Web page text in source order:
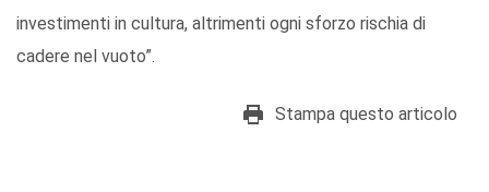
investimenti in cultura, altrimenti ogni sforzo rischia di
cadere nel vuoto”.
Stampa questo articolo